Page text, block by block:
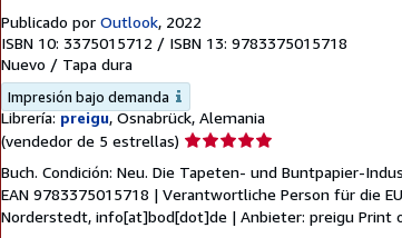
Publicado por Outlook, 2022
ISBN 10: 3375015712 / ISBN 13: 9783375015718
Nuevo / Tapa dura
Impresión bajo demanda
Librería: preigu, Osnabrück, Alemania
(vendedor de 5 estrellas) Calificación
vendedor:
5
de
Buch. Condición: Neu. Die Tapeten- und Buntpapier-
EAN 9783375015718 | Verantwortliche Person für die
Norderstedt, info[at]bod[dot]de | Anbieter: preigu Print